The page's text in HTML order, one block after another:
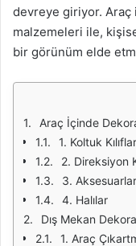
devreye giriyor. Araç
malzemeleri ile,
bir görünüm elde
Araç İçinde
1. Koltuk
2. Direksiyon
3. Aksesuarlar
4. Halılar
Dış Mekan
1. Araç